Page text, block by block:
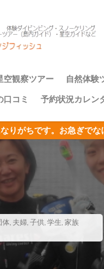
空観察ツアー 自然体験
三原山
裏砂漠
樹海と
１日一
コミ 予約状況カレン
です。お急ぎでなけ
体, 夫婦, 子供, 学生, 家族
イズカサゴ
シ イバラタツ
ウミウシ
ウミウシいっぱ
ミスズメ ウミテング
ルリ オカヤドカリ
ビッチャ オリオン座
カエルの卵 カキハラ
カスミオイランヨウジ
ウオ カメと泳ぐ
ガ
キイボキヌハダウミウシ
キミオコ
キンチャクガニ